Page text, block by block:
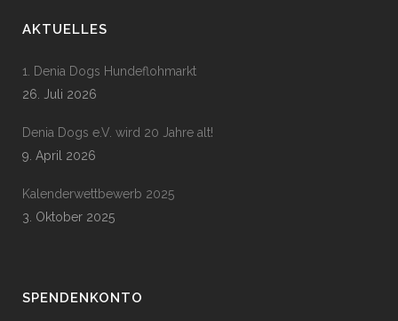
AKTUELLES
1. Denia Dogs Hundeflohmarkt
26. Juli 2026
Denia Dogs e.V. wird 20 Jahre alt!
9. April 2026
Kalenderwettbewerb 2025
3. Oktober 2025
SPENDENKONTO